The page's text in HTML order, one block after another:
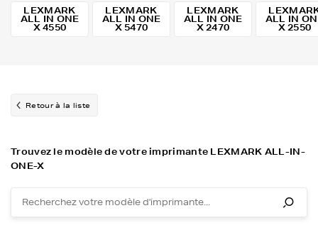
LEXMARK
ALL IN ONE
X 4550
LEXMARK
ALL IN ONE
X 5470
LEXMARK
ALL IN ONE
X 2470
ALL IN
X 2550
Retour à la liste
Trouvez le modèle de votre imprimante LEXMARK ALL-IN-
ONE-X